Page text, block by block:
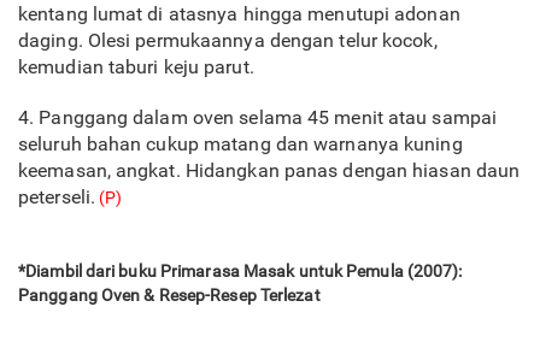
kentang lumat di atasnya hingga menutupi adonan
daging. Olesi permukaannya dengan telur kocok,
kemudian taburi keju parut.
4. Panggang dalam oven selama 45 menit atau sampai
seluruh bahan cukup matang dan warnanya kuning
keemasan, angkat. Hidangkan panas dengan hiasan daun
peterseli. (P)
*Diambil dari buku Primarasa Masak untuk Pemula (2007):
Panggang Oven & Resep-Resep Terlezat